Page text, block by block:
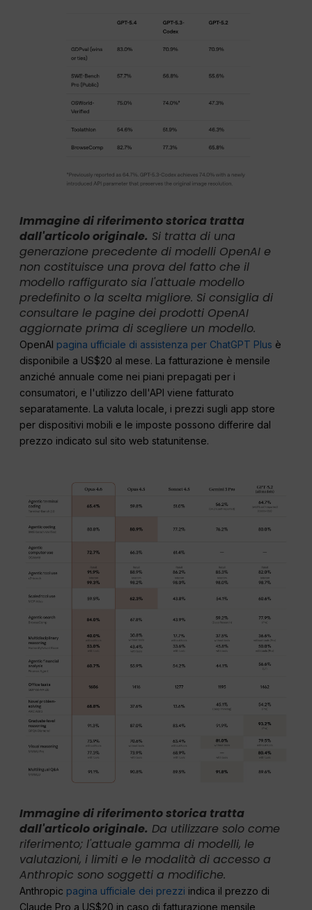
Immagine di riferimento storica tratta
dall'articolo originale. Si tratta di una
generazione precedente di modelli OpenAI e
non costituisce una prova del fatto che il
modello raffigurato sia l'attuale modello
predefinito o la scelta migliore. Si consiglia di
consultare le pagine dei prodotti OpenAI
aggiornate prima di scegliere un modello.
OpenAI pagina ufficiale di assistenza per ChatGPT Plus è
disponibile a US$20 al mese. La fatturazione è mensile
anziché annuale come nei piani prepagati per i
consumatori, e l'utilizzo dell'API viene fatturato
separatamente. La valuta locale, i prezzi sugli app store
per dispositivi mobili e le imposte possono differire dal
prezzo indicato sul sito web statunitense.
Immagine di riferimento storica tratta
dall'articolo originale. Da utilizzare solo come
riferimento; l'attuale gamma di modelli, le
valutazioni, i limiti e le modalità di accesso a
Anthropic sono soggetti a modifiche.
Anthropic pagina ufficiale dei prezzi indica il prezzo di
Claude Pro a US$20 in caso di fatturazione mensile